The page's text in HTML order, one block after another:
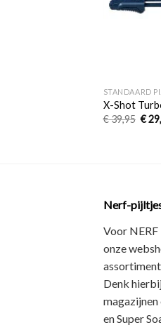
STANDAARD
X-Shot
€39,95 €
Nerf-
Voor NERF
onze
assortiment
Denk
magazijnen
en Super